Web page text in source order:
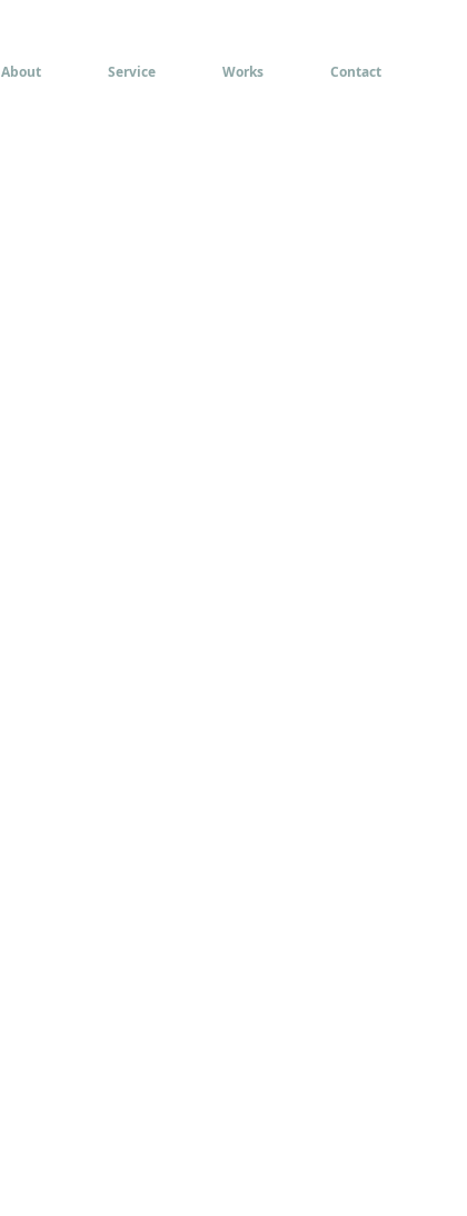
About Service Works Contact